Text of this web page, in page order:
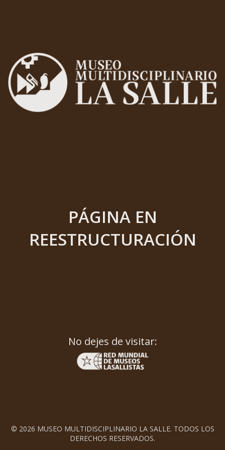
PÁGINA EN
REESTRUCTURACIÓN
No dejes de visitar:
© 2026 MUSEO MULTIDISCIPLINARIO LA SALLE. TODOS LOS
DERECHOS RESERVADOS.